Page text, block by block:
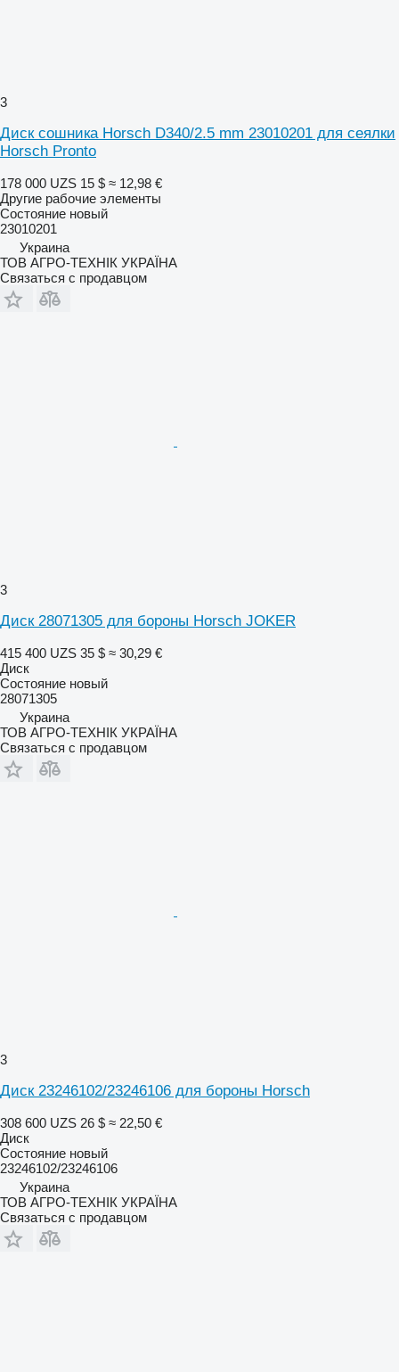
3
Диск сошника Horsch D340/2.5 mm 23010201 для сеялки
Horsch Pronto
178 000 UZS 15 $ ≈ 12,98 €
Другие рабочие элементы
Состояние новый
23010201
Украина
ТОВ АГРО-ТЕХНІК УКРАЇНА
Связаться с продавцом
3
Диск 28071305 для бороны Horsch JOKER
415 400 UZS 35 $ ≈ 30,29 €
Диск
Состояние новый
28071305
Украина
ТОВ АГРО-ТЕХНІК УКРАЇНА
Связаться с продавцом
3
Диск 23246102/23246106 для бороны Horsch
308 600 UZS 26 $ ≈ 22,50 €
Диск
Состояние новый
23246102/23246106
Украина
ТОВ АГРО-ТЕХНІК УКРАЇНА
Связаться с продавцом